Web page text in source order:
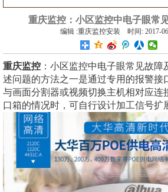
重庆监控：小区监控中电子眼常
编辑 :重庆监控安装 时间: 2017-
重庆监控 ：小区监控中电子眼常见故
述问题的方法之一是通过专用的报警接
与画面分割器或视频切换主机相对应连
口箱的情况时，可自行设计加工信号扩